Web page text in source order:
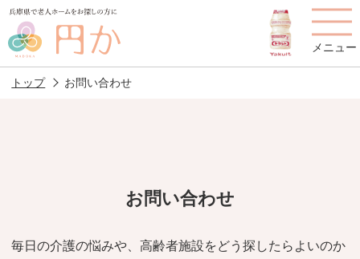
メニュー
トップ お問い合わせ
お問い合わせ
毎日の介護の悩みや、高齢者施設をどう探したらよいのか